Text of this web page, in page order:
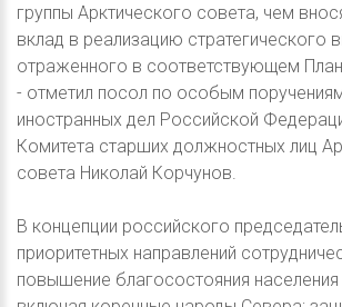
группы Арктического совета, чем
вклад в реализацию стратегического
отраженного в соответствующем
- отметил посол по особым
иностранных дел Российской
Комитета старших должностных лиц
совета Николай Корчунов.
В концепции российского
приоритетных направлений
повышение благосостояния населения